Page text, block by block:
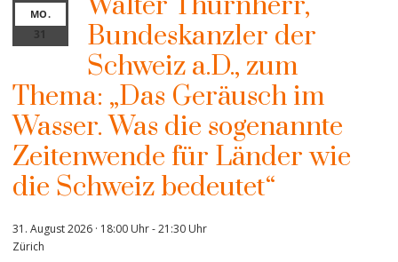
MO.
31
Bundeskanzler der
Schweiz a.D., zum
Thema: „Das Geräusch im
Wasser. Was die sogenannte
Zeitenwende für Länder wie
die Schweiz bedeutet“
31. August 2026 · 18:00 Uhr-21:30 Uhr
Zürich